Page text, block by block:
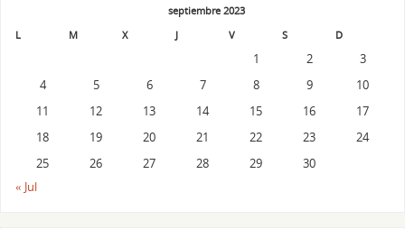
septiembre 2023
L
M X J V S D
1 2
3
4
5 6 7 8 9
10
11
12 13 14 15 16
17
18
19 20 21 22 23
24
25
26 27 28 29
30
« Jul